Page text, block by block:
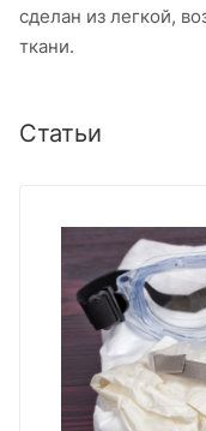
сделан из легкой,
ткани.
Статьи